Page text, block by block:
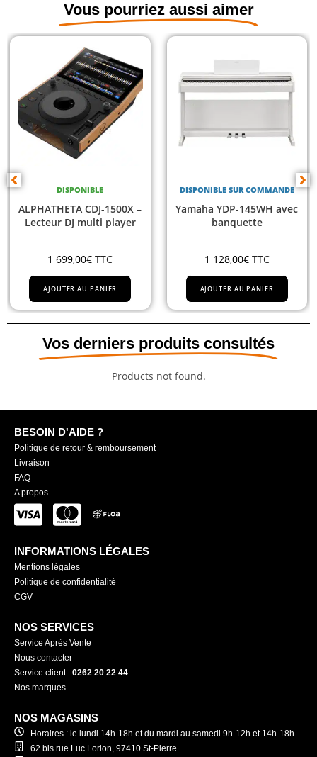
Vous pourriez aussi aimer
1500X –
player
DISPONIBLE SUR COMMANDE
Yamaha YDP-145WH avec
banquette
1 128,00
AJOUTER AU PANIER
Yamaha
1 011,00
AJOUTER AU
Vos derniers produits consultés
Products not found.
BESOIN D'AIDE ?
Politique de retour & remboursement
Livraison
FAQ
A propos
INFORMATIONS LÉGALES
Mentions légales
Politique de confidentialité
CGV
NOS SERVICES
Service Après Vente
Nous contacter
Service client : 0262 20 22 44
Nos marques
NOS MAGASINS
Horaires : le lundi 14h-18h et du mardi au samedi 9h-12h et 14h-18h
62 bis rue Luc Lorion, 97410 St-Pierre